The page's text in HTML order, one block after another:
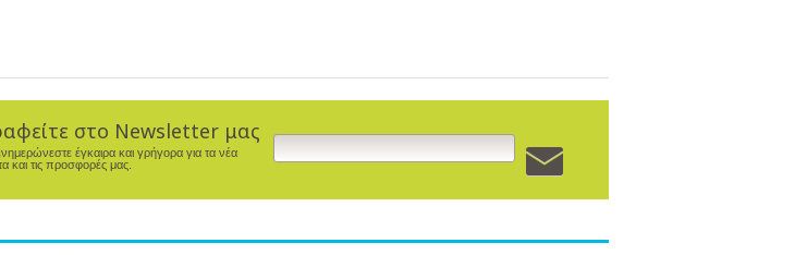
στο Newsletter μας
έγκαιρα και γρήγορα για τα νέα
και τις προσφορές μας.